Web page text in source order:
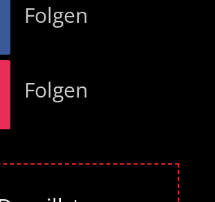
Folgen
Folgen